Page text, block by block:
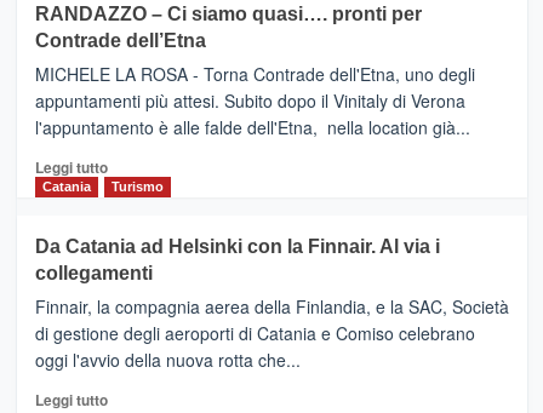
IL
NUOVO
SUMMER
CLUB
VIAGRANDE
(Ct)
–
Benanti
presenta
“Vino
&
Cultura
tappe
dell’enoturismo
RANDAZZO – Ci siamo quasi…. pronti per
Contrade dell’Etna
MICHELE LA ROSA - Torna Contrade dell'Etna, uno degli
appuntamenti più attesi. Subito dopo il Vinitaly di Verona
l'appuntamento è alle falde dell'Etna, nella location già...
Leggi tuttoLeggi
di
RANDAZZO
–
Ci
siamo
quasi….
pronti
per
Catania Turismo
Da Catania ad Helsinki con la Finnair. Al via i
collegamenti
Finnair, la compagnia aerea della Finlandia, e la SAC, Società
di gestione degli aeroporti di Catania e Comiso celebrano
oggi l'avvio della nuova rotta che...
Leggi tuttoLeggi